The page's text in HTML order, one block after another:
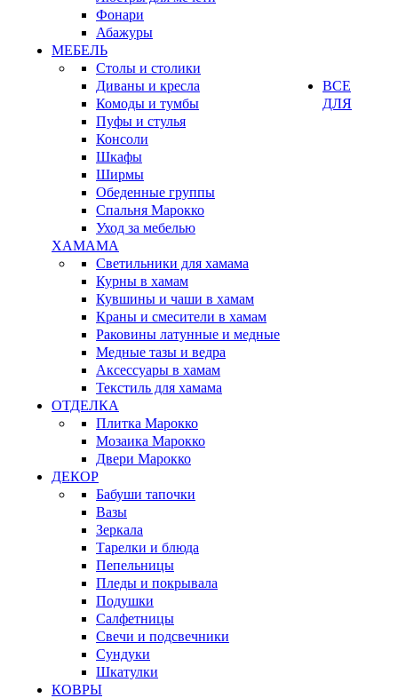
Фонари
Абажуры
МЕБЕЛЬ
Столы и столики
Диваны и кресла
Комоды и тумбы
Пуфы и стулья
Консоли
Шкафы
Ширмы
Обеденные группы
Спальня Марокко
Уход за мебелью
ВСЕ
ДЛЯ
ХАМАМА
Светильники для хамама
Курны в хамам
Кувшины и чаши в хамам
Краны и смесители в хамам
Раковины латунные и медные
Медные тазы и ведра
Аксессуары в хамам
Текстиль для хамама
ОТДЕЛКА
Плитка Марокко
Мозаика Марокко
Двери Марокко
ДЕКОР
Бабуши тапочки
Вазы
Зеркала
Тарелки и блюда
Пепельницы
Пледы и покрывала
Подушки
Салфетницы
Свечи и подсвечники
Сундуки
Шкатулки
КОВРЫ